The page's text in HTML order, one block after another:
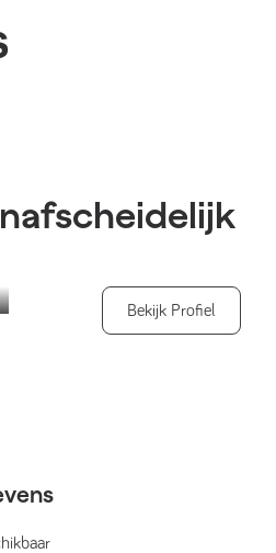
Bekijk Profiel